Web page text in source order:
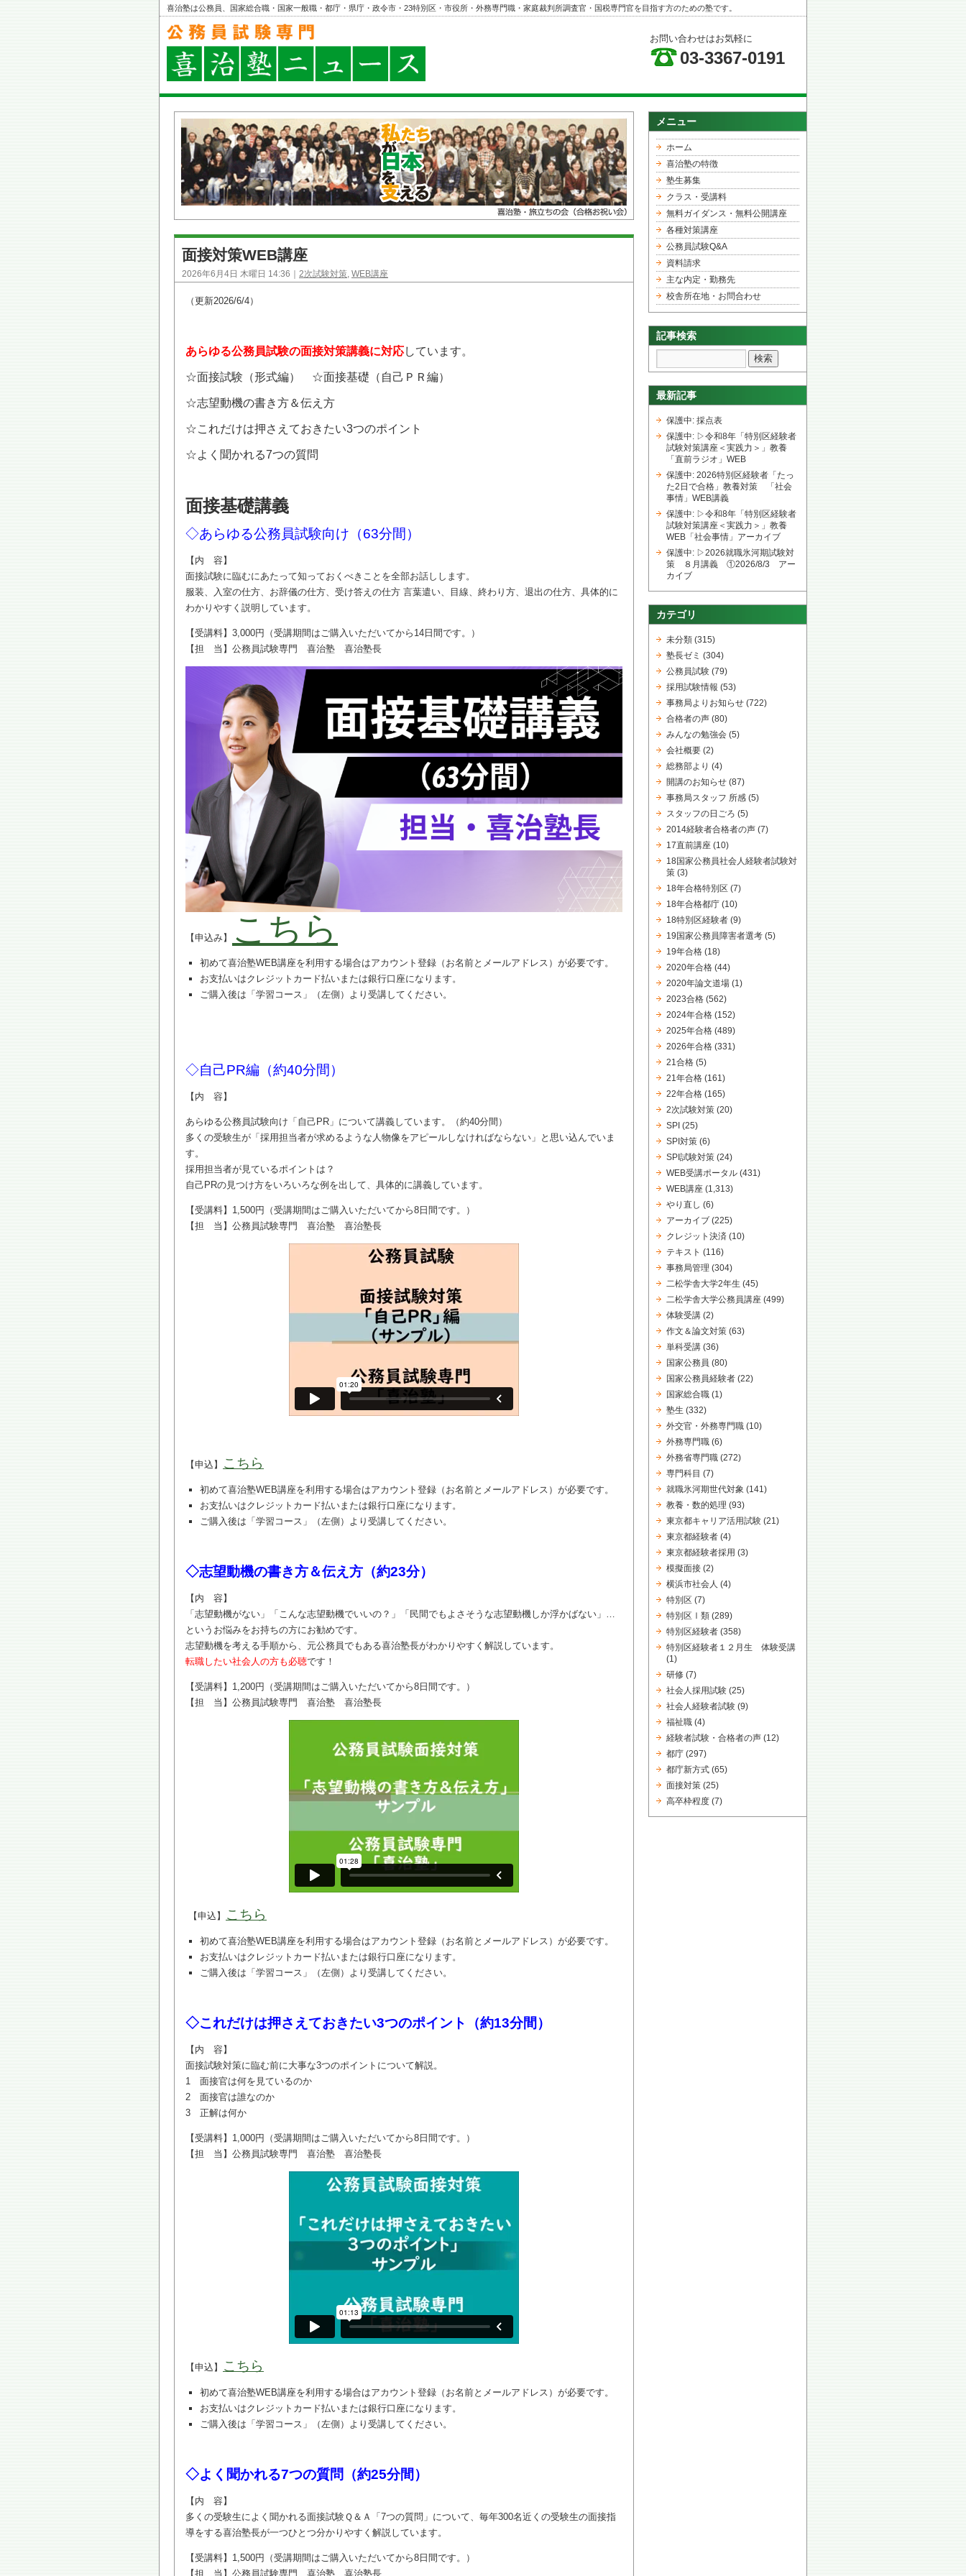
喜治塾は公務員、国家総合職・国家一般職・都庁・県庁・政令市・23特別区・市役所・外務専門職・家庭裁判所調査官・国税専門官を目指す方のための塾です。
お問い合わせはお気軽に
03-3367-0191
面接対策WEB講座
2026年6月4日 木曜日 14:36｜ 2次試験対策, WEB講座
（更新2026/6/4）
あらゆる公務員試験の面接対策講義に対応しています。
☆面接試験（形式編） ☆面接基礎（自己ＰＲ編）
☆志望動機の書き方＆伝え方
☆これだけは押さえておきたい3つのポイント
☆よく聞かれる7つの質問
面接基礎講義
◇あらゆる公務員試験向け（63分間）
【内 容】
面接試験に臨むにあたって知っておくべきことを全部お話しします。
服装、入室の仕方、お辞儀の仕方、受け答えの仕方 言葉遣い、目線、終わり方、退出の仕方、具体的に
わかりやすく説明しています。
【受講料】3,000円（受講期間はご購入いただいてから14日間です。）
【担 当】公務員試験専門 喜治塾 喜治塾長
【申込み】 こちら
初めて喜治塾WEB講座を利用する場合はアカウント登録（お名前とメールアドレス）が必要です。
お支払いはクレジットカード払いまたは銀行口座になります。
ご購入後は「学習コース」（左側）より受講してください。
◇自己PR編（約40分間）
【内 容】
あらゆる公務員試験向け「自己PR」について講義しています。（約40分間）
多くの受験生が「採用担当者が求めるような人物像をアピールしなければならない」と思い込んでいま
す。
採用担当者が見ているポイントは？
自己PRの見つけ方をいろいろな例を出して、具体的に講義しています。
【受講料】1,500円（受講期間はご購入いただいてから8日間です。）
【担 当】公務員試験専門 喜治塾 喜治塾長
【申込】 こちら
初めて喜治塾WEB講座を利用する場合はアカウント登録（お名前とメールアドレス）が必要です。
お支払いはクレジットカード払いまたは銀行口座になります。
ご購入後は「学習コース」（左側）より受講してください。
◇志望動機の書き方＆伝え方（約23分）
【内 容】
「志望動機がない」「こんな志望動機でいいの？」「民間でもよさそうな志望動機しか浮かばない」…
というお悩みをお持ちの方にお勧めです。
志望動機を考える手順から、元公務員でもある喜治塾長がわかりやすく解説しています。
転職したい社会人の方も必聴です！
【受講料】1,200円（受講期間はご購入いただいてから8日間です。）
【担 当】公務員試験専門 喜治塾 喜治塾長
【申込】 こちら
初めて喜治塾WEB講座を利用する場合はアカウント登録（お名前とメールアドレス）が必要です。
お支払いはクレジットカード払いまたは銀行口座になります。
ご購入後は「学習コース」（左側）より受講してください。
◇これだけは押さえておきたい3つのポイント（約13分間）
【内 容】
面接試験対策に臨む前に大事な3つのポイントについて解説。
1 面接官は何を見ているのか
2 面接官は誰なのか
3 正解は何か
【受講料】1,000円（受講期間はご購入いただいてから8日間です。）
【担 当】公務員試験専門 喜治塾 喜治塾長
【申込】 こちら
初めて喜治塾WEB講座を利用する場合はアカウント登録（お名前とメールアドレス）が必要です。
お支払いはクレジットカード払いまたは銀行口座になります。
ご購入後は「学習コース」（左側）より受講してください。
◇よく聞かれる7つの質問（約25分間）
【内 容】
多くの受験生によく聞かれる面接試験Ｑ＆Ａ「7つの質問」について、毎年300名近くの受験生の面接指
導をする喜治塾長が一つひとつ分かりやすく解説しています。
【受講料】1,500円（受講期間はご購入いただいてから8日間です。）
【担 当】公務員試験専門 喜治塾 喜治塾長
メニュー
ホーム
喜治塾の特徴
塾生募集
クラス・受講料
無料ガイダンス・無料公開講座
各種対策講座
公務員試験Q&A
資料請求
主な内定・勤務先
校舎所在地・お問合わせ
記事検索
最新記事
保護中: 採点表
保護中: ▷令和8年「特別区経験者
試験対策講座＜実践力＞」教養
「直前ラジオ」WEB
保護中: 2026特別区経験者「たっ
た2日で合格」教養対策 「社会
事情」WEB講義
保護中: ▷令和8年「特別区経験者
試験対策講座＜実践力＞」教養
WEB「社会事情」アーカイブ
保護中: ▷2026就職氷河期試験対
策 ８月講義 ①2026/8/3 アー
カイブ
カテゴリ
未分類 (315)
塾長ゼミ (304)
公務員試験 (79)
採用試験情報 (53)
事務局よりお知らせ (722)
合格者の声 (80)
みんなの勉強会 (5)
会社概要 (2)
総務部より (4)
開講のお知らせ (87)
事務局スタッフ 所感 (5)
スタッフの日ごろ (5)
2014経験者合格者の声 (7)
17直前講座 (10)
18国家公務員社会人経験者試験対
策 (3)
18年合格特別区 (7)
18年合格都庁 (10)
18特別区経験者 (9)
19国家公務員障害者選考 (5)
19年合格 (18)
2020年合格 (44)
2020年論文道場 (1)
2023合格 (562)
2024年合格 (152)
2025年合格 (489)
2026年合格 (331)
21合格 (5)
21年合格 (161)
22年合格 (165)
2次試験対策 (20)
SPI (25)
SPI対策 (6)
SPI試験対策 (24)
WEB受講ポータル (431)
WEB講座 (1,313)
やり直し (6)
アーカイブ (225)
クレジット決済 (10)
テキスト (116)
事務局管理 (304)
二松学舎大学2年生 (45)
二松学舎大学公務員講座 (499)
体験受講 (2)
作文＆論文対策 (63)
単科受講 (36)
国家公務員 (80)
国家公務員経験者 (22)
国家総合職 (1)
塾生 (332)
外交官・外務専門職 (10)
外務専門職 (6)
外務省専門職 (272)
専門科目 (7)
就職氷河期世代対象 (141)
教養・数的処理 (93)
東京都キャリア活用試験 (21)
東京都経験者 (4)
東京都経験者採用 (3)
模擬面接 (2)
横浜市社会人 (4)
特別区 (7)
特別区Ⅰ類 (289)
特別区経験者 (358)
特別区経験者１２月生 体験受講
(1)
研修 (7)
社会人採用試験 (25)
社会人経験者試験 (9)
福祉職 (4)
経験者試験・合格者の声 (12)
都庁 (297)
都庁新方式 (65)
面接対策 (25)
高卒枠程度 (7)